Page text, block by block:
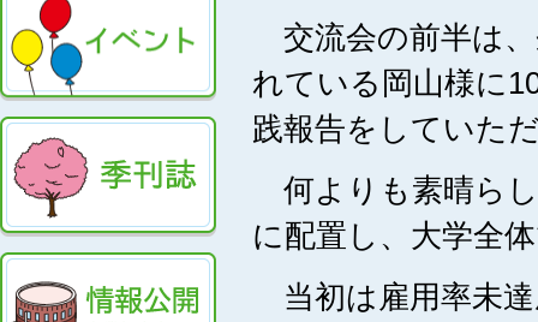
交流会の前半は、
れている岡山様に
践報告をしていた
何よりも素晴ら
に配置し、大学全
当初は雇用率未